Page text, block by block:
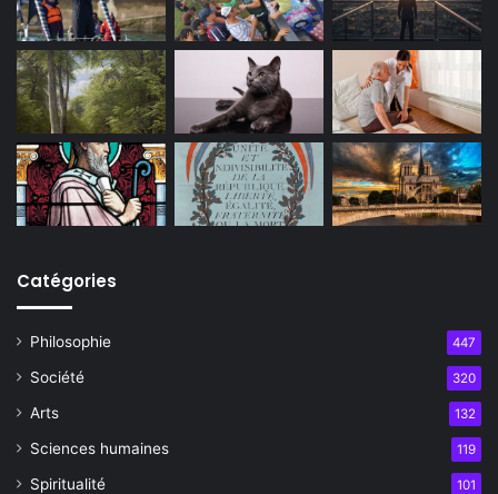
Catégories
Philosophie 447
Société 320
Arts 132
Sciences humaines 119
Spiritualité 101